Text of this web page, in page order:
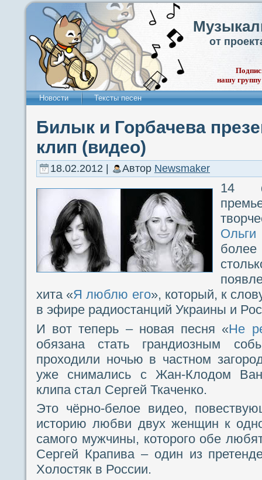
от
нашу
Новости Тексты песен
Билык и Горбачева
клип (видео)
18.02.2012 | Автор Newsmaker
14
хита «Я люблю его», который, к
в эфире радиостанций Украины и
И вот теперь – новая песня «Не
обязана стать грандиозным
проходили ночью в частном
уже снимались с Жан-Клодом
клипа стал Сергей Ткаченко.
Это чёрно-белое видео,
историю любви двух женщин к
самого мужчины, которого обе
Сергей Крапива – один из
Холостяк в России.